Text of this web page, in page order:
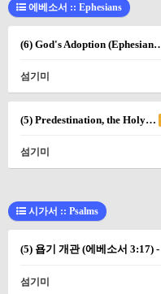
에베소서 :: Ephesians
(6) God's Adoption
섬기미
(5) Predestination, the Holy…
섬기미
시가서 :: Psalms
(5) 욥기 개관 (에베소서 3:17)
섬기미